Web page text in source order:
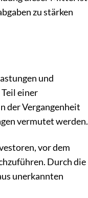
zu stärken
und
einer
der Vergangenheit
vermutet werden.
vor dem
Durch die
unerkannten